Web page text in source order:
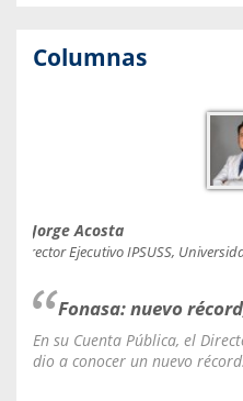
Columnas
Jorge Acosta
Director Ejecutivo IPSUSS,
Fonasa: nuevo
En su Cuenta Pública, el
dio a conocer un nuevo